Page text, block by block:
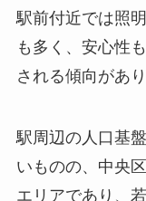
駅前付近では照
も多く、安心性
される傾向があり
駅周辺の人口基
いものの、中央
エリアであり、